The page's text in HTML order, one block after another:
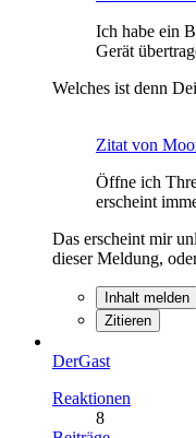
Ich habe ein
Gerät
Welches ist denn
Zitat von
Öffne ich
erscheint
Das erscheint mir
dieser Meldung,
Inhalt melden
Zitieren
DerGast
Reaktionen
8